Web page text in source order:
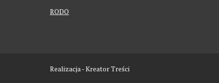
RODO
Realizacja - Kreator Treści